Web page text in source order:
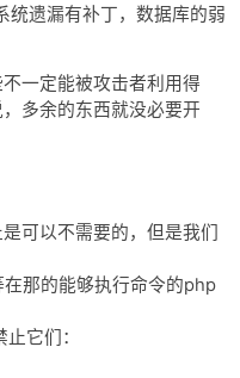
遗漏有补丁，数据库的弱
一定能被攻击者利用得
多余的东西就没必要开
可以不需要的，但是我们
那的能够执行命令的php
它们：